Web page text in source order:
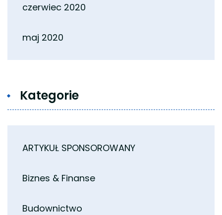
czerwiec 2020
maj 2020
Kategorie
ARTYKUŁ SPONSOROWANY
Biznes & Finanse
Budownictwo